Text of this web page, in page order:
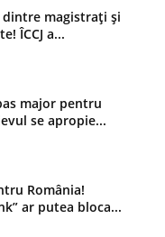
dintre magistrați și
ÎCCJ a...
major pentru
se apropie...
România!
ar putea bloca...